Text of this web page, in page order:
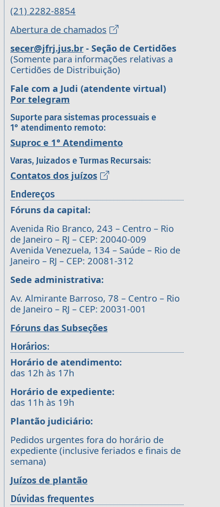
(21) 2282-8854
Abertura de chamados
secer@jfrj.jus.br - Seção de Certidões
(Somente para informações relativas a
Certidões de Distribuição)
Fale com a Judi (atendente virtual)
Por telegram
Suporte para sistemas processuais e
1° atendimento remoto:
Suproc e 1° Atendimento
Varas, Juizados e Turmas Recursais:
Contatos dos juízos
Endereços
Fóruns da capital:
Avenida Rio Branco, 243 – Centro – Rio
de Janeiro – RJ – CEP: 20040-009
Avenida Venezuela, 134 – Saúde – Rio de
Janeiro – RJ – CEP: 20081-312
Sede administrativa:
Av. Almirante Barroso, 78 – Centro – Rio
de Janeiro – RJ – CEP: 20031-001
Fóruns das Subseções
Horários:
Horário de atendimento:
das 12h às 17h
Horário de expediente:
das 11h às 19h
Plantão judiciário:
Pedidos urgentes fora do horário de
expediente (inclusive feriados e finais de
semana)
Juízos de plantão
Dúvidas frequentes